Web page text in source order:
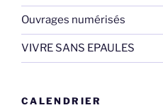
Ouvrages numérisés
VIVRE SANS EPAULES
CALENDRIER